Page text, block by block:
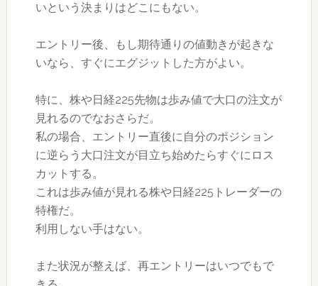
いという決まりはどこにもない。
エントリー後、もし期待通りの値動きが起きな
いなら、すぐにエグジットした方がよい。
特に、株や日経225先物は歩み値で大口の注文が
見れるのでなおさらだ。
私の場合、エントリー直後に自分のポジション
に逆らう大口注文が目立ち始めたらすぐにロス
カットする。
これは歩み値が見れる株や日経225トレーダーの
特権だ。
利用しない手はない。
また状況が整えば、再エントリーはいつでもで